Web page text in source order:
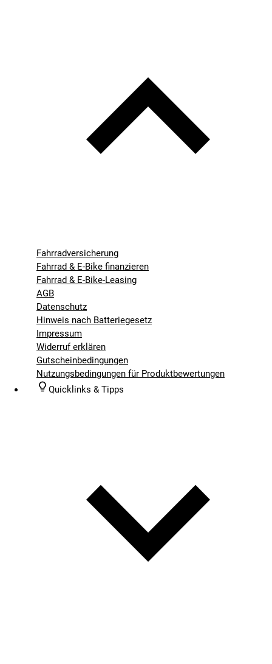
Fahrradversicherung
Fahrrad & E-Bike finanzieren
Fahrrad & E-Bike-Leasing
AGB
Datenschutz
Hinweis nach Batteriegesetz
Impressum
Widerruf erklären
Gutscheinbedingungen
Nutzungsbedingungen für Produktbewertungen
Quicklinks & Tipps